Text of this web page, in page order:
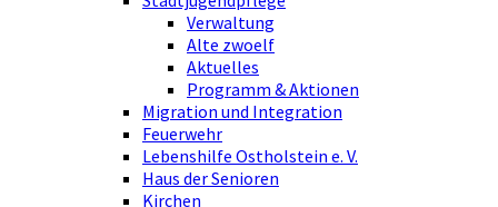
Verwaltung
Alte zwoelf
Aktuelles
Programm & Aktionen
Migration und Integration
Feuerwehr
Lebenshilfe Ostholstein e. V.
Haus der Senioren
Kirchen